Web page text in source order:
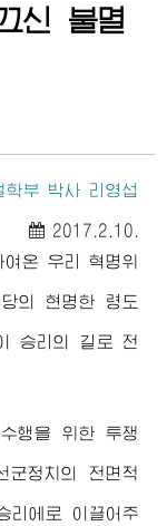
신 불멸
학부 박사 리영섭
2017.2.10.
온 우리 혁명위
의 현명한 령도
승리의 길로 전
행을 위한 투쟁
군정치의 전면적
리에로 이끌어주